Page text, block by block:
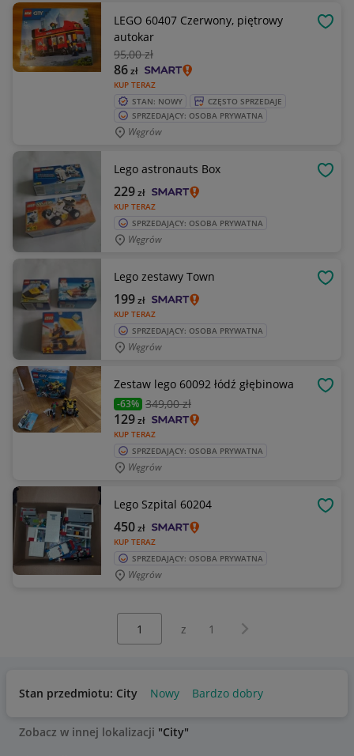
LEGO 60407 Czerwony, piętrowy
autokar
95,00 zł
KUP TERAZ
86zł
STAN: NOWY
CZĘSTO SPRZEDAJE
SPRZEDAJĄCY: OSOBA PRYWATNA
Węgrów
Lego astronauts Box
KUP TERAZ
229zł
SPRZEDAJĄCY: OSOBA PRYWATNA
Węgrów
Lego zestawy Town
KUP TERAZ
199zł
SPRZEDAJĄCY: OSOBA PRYWATNA
Węgrów
Zestaw lego 60092 łódź głębinowa
-63% 349,00 zł
KUP TERAZ
129zł
SPRZEDAJĄCY: OSOBA PRYWATNA
Węgrów
Lego Szpital 60204
KUP TERAZ
450zł
SPRZEDAJĄCY: OSOBA PRYWATNA
Węgrów
z 1 Następna strona
Stan przedmiotu: City Nowy Bardzo dobry
Zobacz w innej lokalizacji "City"